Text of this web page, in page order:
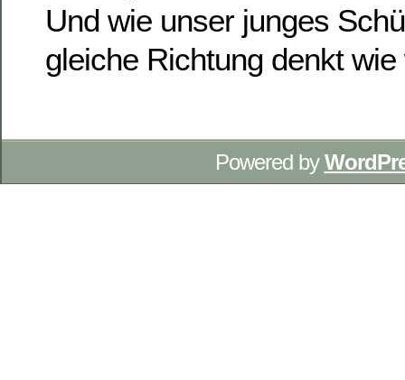
Und wie unser junges
gleiche Richtung denkt wie
Powered by